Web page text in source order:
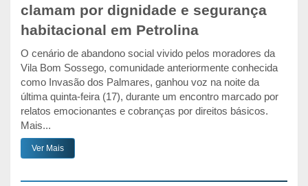
clamam por dignidade e segurança
habitacional em Petrolina
O cenário de abandono social vivido pelos moradores da
Vila Bom Sossego, comunidade anteriormente conhecida
como Invasão dos Palmares, ganhou voz na noite da
última quinta-feira (17), durante um encontro marcado por
relatos emocionantes e cobranças por direitos básicos.
Mais...
Ver Mais